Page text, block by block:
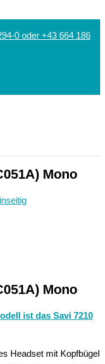
0 oder +43 664 186
Mono
Mono
ist das Savi 7210
Headset mit Kopfbügel